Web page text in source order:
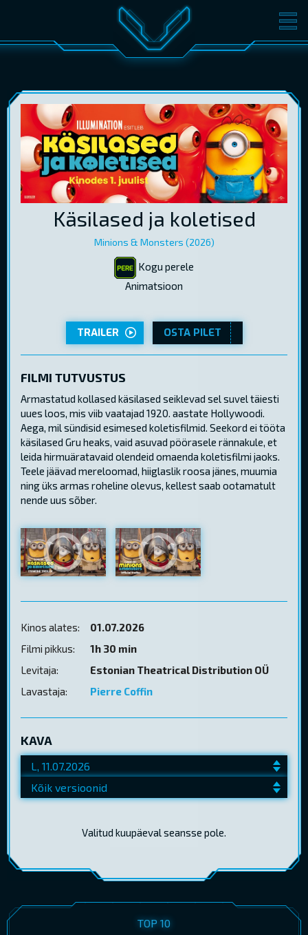
FILMID PILETID
KONVERENTS V-KLUBI
KINKEKAARDID
ENG
Käsilased ja koletised
Minions & Monsters (2026)
Kogu perele
Animatsioon
TRAILER OSTA PILET
FILMI TUTVUSTUS
Armastatud kollased käsilased seiklevad sel suvel täiesti
uues loos, mis viib vaatajad 1920. aastate Hollywoodi.
Aega, mil sündisid esimesed koletisfilmid. Seekord ei tööta
käsilased Gru heaks, vaid asuvad pöörasele rännakule, et
leida hirmuäratavaid olendeid omaenda koletisfilmi jaoks.
Teele jäävad mereloomad, hiiglaslik roosa jänes, muumia
ning üks armas roheline olevus, kellest saab ootamatult
nende uus sõber.
Kinos alates:
01.07.2026
Filmi pikkus:
1h 30 min
Levitaja:
Estonian Theatrical Distribution OÜ
Lavastaja:
Pierre Coffin
KAVA
Valitud kuupäeval seansse pole.
TOP 10